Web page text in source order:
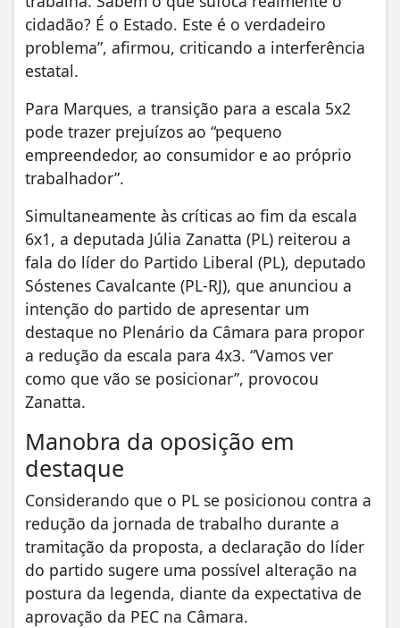
cidadão? É o Estado. Este é o verdadeiro
problema”, afirmou, criticando a interferência
estatal.
Para Marques, a transição para a escala 5x2
pode trazer prejuízos ao “pequeno
empreendedor, ao consumidor e ao próprio
trabalhador”.
Simultaneamente às críticas ao fim da escala
6x1, a deputada Júlia Zanatta (PL) reiterou a
fala do líder do Partido Liberal (PL), deputado
Sóstenes Cavalcante (PL-RJ), que anunciou a
intenção do partido de apresentar um
destaque no Plenário da Câmara para propor
a redução da escala para 4x3. “Vamos ver
como que vão se posicionar”, provocou
Zanatta.
Manobra da oposição em
destaque
Considerando que o PL se posicionou contra a
redução da jornada de trabalho durante a
tramitação da proposta, a declaração do líder
do partido sugere uma possível alteração na
postura da legenda, diante da expectativa de
aprovação da PEC na Câmara.